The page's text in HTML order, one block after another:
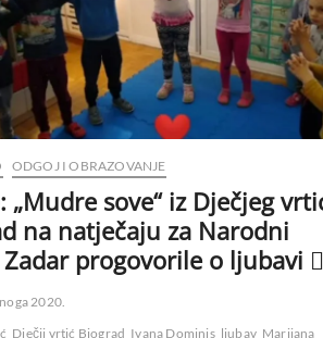
ODGOJ I OBRAZOVANJE
„Mudre sove“ iz Dječjeg
na natječaju za Narodni
progovorile o ljubavi 
2020.
Dječji vrtić Biograd Ivana Dominis ljubav Marijana